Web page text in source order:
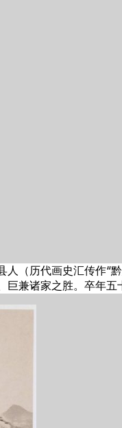
（历代画史汇传作“
兼诸家之胜。卒年五